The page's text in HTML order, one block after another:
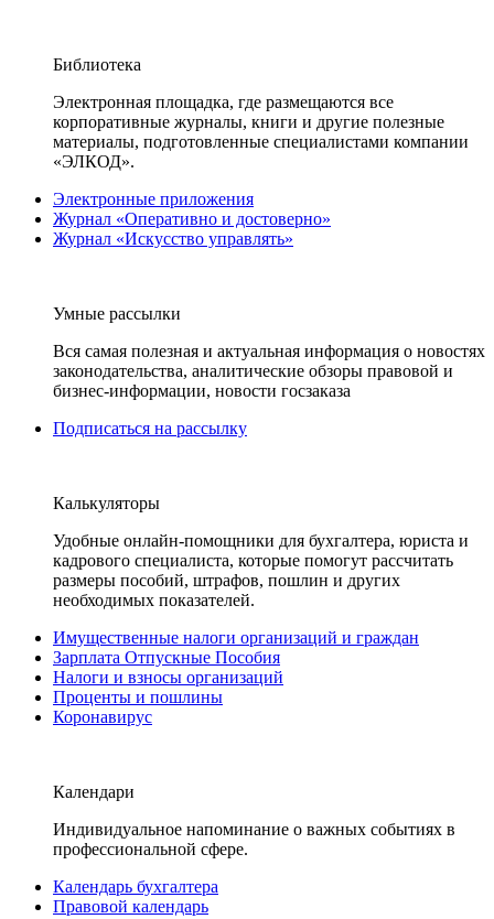
Библиотека
Электронная площадка, где размещаются все
корпоративные журналы, книги и другие полезные
материалы, подготовленные специалистами компании
«ЭЛКОД».
Электронные приложения
Журнал «Оперативно и достоверно»
Журнал «Искусство управлять»
Умные рассылки
Вся самая полезная и актуальная информация о новостях
законодательства, аналитические обзоры правовой и
бизнес-информации, новости госзаказа
Подписаться на рассылку
Калькуляторы
Удобные онлайн-помощники для бухгалтера, юриста и
кадрового специалиста, которые помогут рассчитать
размеры пособий, штрафов, пошлин и других
необходимых показателей.
Имущественные налоги организаций и граждан
Зарплата Отпускные Пособия
Налоги и взносы организаций
Проценты и пошлины
Коронавирус
Календари
Индивидуальное напоминание о важных событиях в
профессиональной сфере.
Календарь бухгалтера
Правовой календарь